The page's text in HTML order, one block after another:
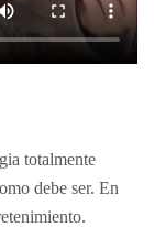
totalmente
debe ser. En